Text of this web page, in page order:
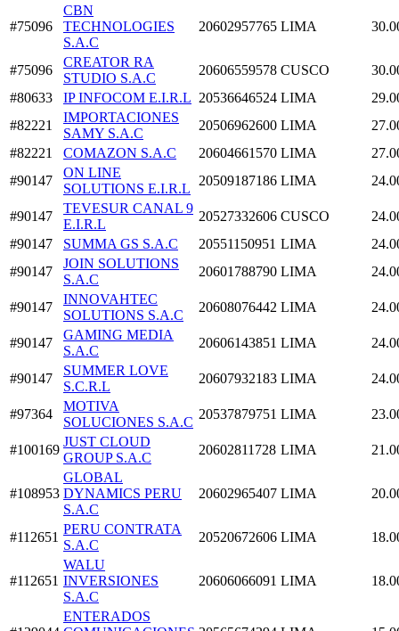
#75096
CBN
TECHNOLOGIES
S.A.C
20602957765 LIMA
#75096
CREATOR RA
STUDIO S.A.C
20606559578 CUSCO
#80633
IP INFOCOM E.I.R.L 20536646524 LIMA
#82221
IMPORTACIONES
SAMY S.A.C
20506962600 LIMA
#82221
COMAZON S.A.C 20604661570 LIMA
#90147
ON LINE
SOLUTIONS E.I.R.L
20509187186 LIMA
#90147
TEVESUR CANAL 9
E.I.R.L
20527332606 CUSCO
#90147
SUMMA GS S.A.C 20551150951 LIMA
#90147
JOIN SOLUTIONS
S.A.C
20601788790 LIMA
#90147
INNOVAHTEC
SOLUTIONS S.A.C
20608076442 LIMA
#90147
GAMING MEDIA
S.A.C
20606143851 LIMA
#90147
SUMMER LOVE
S.C.R.L
20607932183 LIMA
#97364
MOTIVA
SOLUCIONES S.A.C
20537879751 LIMA
#100169
JUST CLOUD
GROUP S.A.C
20602811728 LIMA
#108953
GLOBAL
DYNAMICS PERU
S.A.C
20602965407 LIMA
#112651
PERU CONTRATA
S.A.C
20520672606 LIMA
#112651
WALU
INVERSIONES
S.A.C
20606066091 LIMA
ENTERADOS